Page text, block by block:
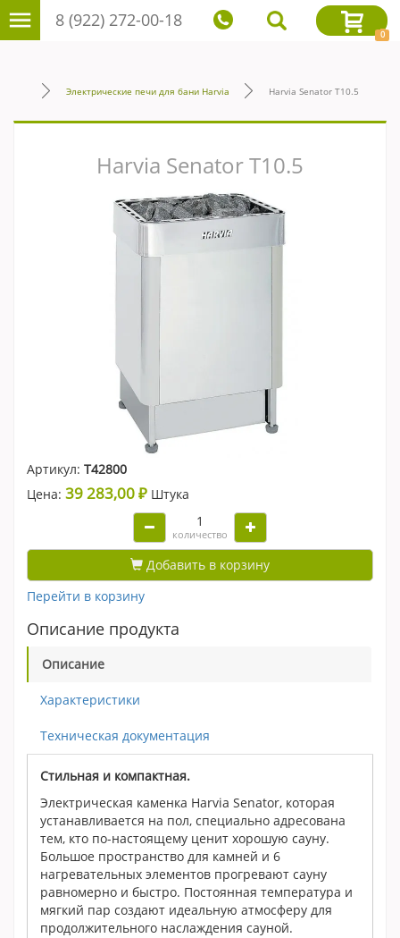
8 (922) 272-00-18
0
Электрические печи для бани Harvia Harvia Senator T10.5
Harvia Senator T10.5
Артикул: Т42800
Цена: 39 283,00 ₽ Штука
количество
Добавить в корзину
Перейти в корзину
Описание продукта
Описание
Характеристики
Техническая документация
Стильная и компактная.
Электрическая каменка Harvia Senator, которая
устанавливается на пол, специально адресована
тем, кто по-настоящему ценит хорошую сауну.
Большое пространство для камней и 6
нагревательных элементов прогревают сауну
равномерно и быстро. Постоянная температура и
мягкий пар создают идеальную атмосферу для
продолжительного наслаждения сауной.